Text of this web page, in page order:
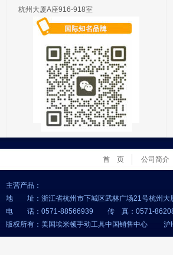
杭州大厦A座916-918室
首 页 公司简介
主营产品：
地 址：浙江省杭州市下城区武林广场21号杭州大
电 话：0571-88566939 传 真：0571-
版权所有：美国埃米顿手动工具中国销售中心 沪